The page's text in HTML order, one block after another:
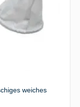
weiches